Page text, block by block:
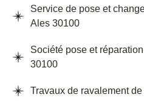
Service de pose et
Ales 30100
Société pose et
30100
Travaux de ravalement